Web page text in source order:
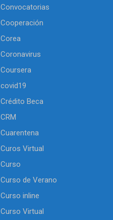
Convocatorias
Cooperación
Corea
Coronavirus
Coursera
covid19
Crédito Beca
CRM
Cuarentena
Curos Virtual
Curso
Curso de Verano
Curso inline
Curso Virtual